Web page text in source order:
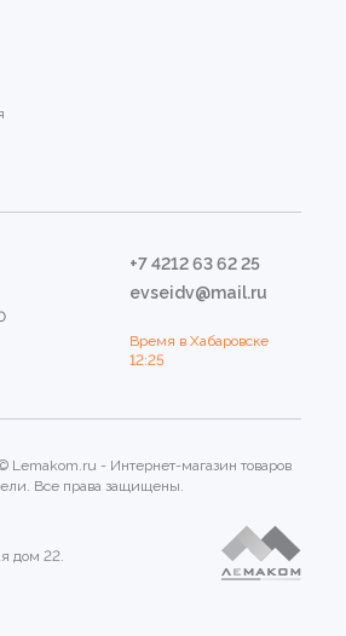
+7 4212 63 62 25
evseidv@mail.ru
Время в Хабаровске
12:25
- Интернет-магазин товаров
Все права защищены.
дом 22.